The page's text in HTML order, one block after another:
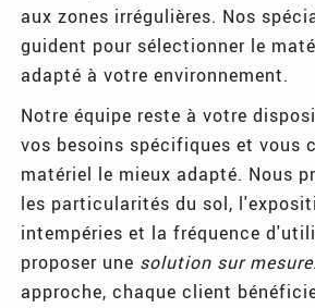
aux zones irrégulières. Nos
guident pour sélectionner le
adapté à votre environnement.
Notre équipe reste à votre
vos besoins spécifiques et vous
matériel le mieux adapté. Nous
les particularités du sol,
intempéries et la fréquence
proposer une solution sur mesure
approche, chaque client